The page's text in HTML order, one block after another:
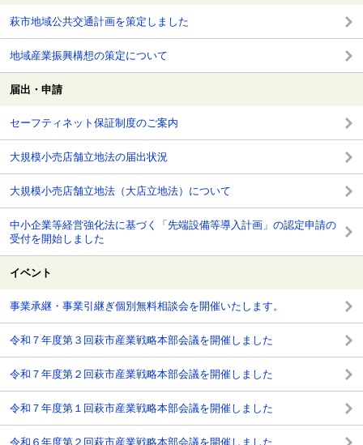
萩市地域公共交通計画を策定しました
地域産業振興構想の策定について
届出・申請
セーフティネット保証制度のご案内
大規模小売店舗立地法の届出状況
大規模小売店舗立地法（大店立地法）について
中小企業等経営強化法に基づく「先端設備等導入計画」の認定申請の
受付を開始しました
イベント
事業承継・事業引継ぎ個別無料相談会を開催いたします。
令和７年度第３回萩市産業戦略本部会議を開催しました
令和７年度第２回萩市産業戦略本部会議を開催しました
令和７年度第１回萩市産業戦略本部会議を開催しました
令和６年度第２回萩市産業戦略本部会議を開催しました